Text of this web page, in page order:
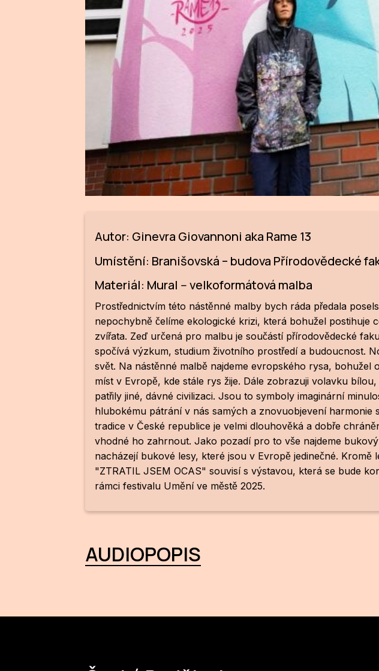
Autor: Ginevra Giovannoni aka Rame 13
Umístění: Branišovská – budova Přírodovědecké
Materiál: Mural -- velkoformátová malba
Prostřednictvím této nástěnné malby bych ráda předala
nepochybně čelíme ekologické krizi, která bohužel
zvířata. Zeď určená pro malbu je součástí přírodovědecké
spočívá výzkum, studium životního prostředí a budoucnost.
svět. Na nástěnné malbě najdeme evropského rysa,
míst v Evropě, kde stále rys žije. Dále zobrazuji volavku
patřily jiné, dávné civilizaci. Jsou to symboly imaginární
hlubokému pátrání v nás samých a znovuobjevení
tradice v České republice je velmi dlouhověká a dobře
vhodné ho zahrnout. Jako pozadí pro to vše najdeme
nacházejí bukové lesy, které jsou v Evropě jedinečné.
"ZTRATIL JSEM OCAS" souvisí s výstavou, která se bude
rámci festivalu Umění ve městě 2025.
AUDIOPOPIS